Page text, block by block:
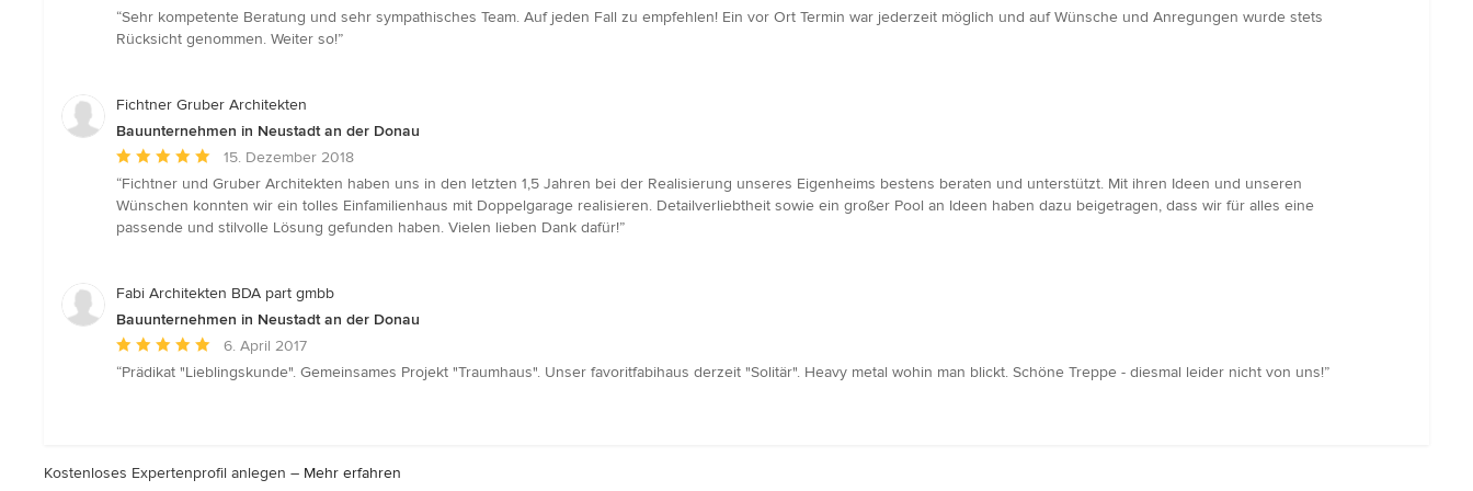
Bewertung:
5
Sternen
“Sehr kompetente Beratung und sehr sympathisches Team. Auf jeden Fall zu empfehlen! Ein vor Ort Termin war jederzeit möglich und auf Wünsche und Anregungen wurde stets
Rücksicht genommen. Weiter so!”
Fichtner Gruber Architekten
Bauunternehmen in Neustadt an der Donau
Durchschnittliche
Bewertung:
5
von
15. Dezember 2018
“Fichtner und Gruber Architekten haben uns in den letzten 1,5 Jahren bei der Realisierung unseres Eigenheims bestens beraten und unterstützt. Mit ihren Ideen und unseren
Wünschen konnten wir ein tolles Einfamilienhaus mit Doppelgarage realisieren. Detailverliebtheit sowie ein großer Pool an Ideen haben dazu beigetragen, dass wir für alles eine
passende und stilvolle Lösung gefunden haben. Vielen lieben Dank dafür!”
Fabi Architekten BDA part gmbb
Bauunternehmen in Neustadt an der Donau
Durchschnittliche
Bewertung:
6. April 2017
“Prädikat "Lieblingskunde". Gemeinsames Projekt "Traumhaus". Unser favoritfabihaus derzeit "Solitär". Heavy metal wohin man blickt. Schöne Treppe - diesmal leider nicht von uns!”
Kostenloses Expertenprofil anlegen – Mehr erfahren